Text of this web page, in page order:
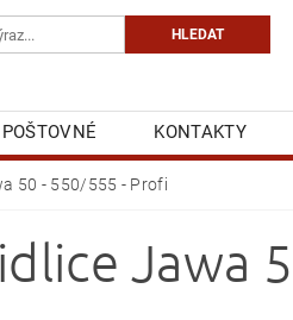
POŠTOVNÉ KONTAKTY
50 - 550/555 - Profi
Jawa